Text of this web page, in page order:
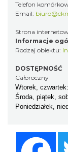
Telefon
Email:
Strona
Informacje
Rodzaj obiektu:
DOSTĘPNOŚĆ
Całoroczny
Wtorek,
Środa, piątek,
Poniedziałek,